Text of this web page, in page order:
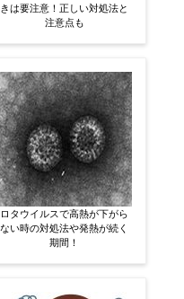
きは要注意！正しい対処法と
注意点も
ロタウイルスで高熱が下がら
ない時の対処法や発熱が続く
期間！